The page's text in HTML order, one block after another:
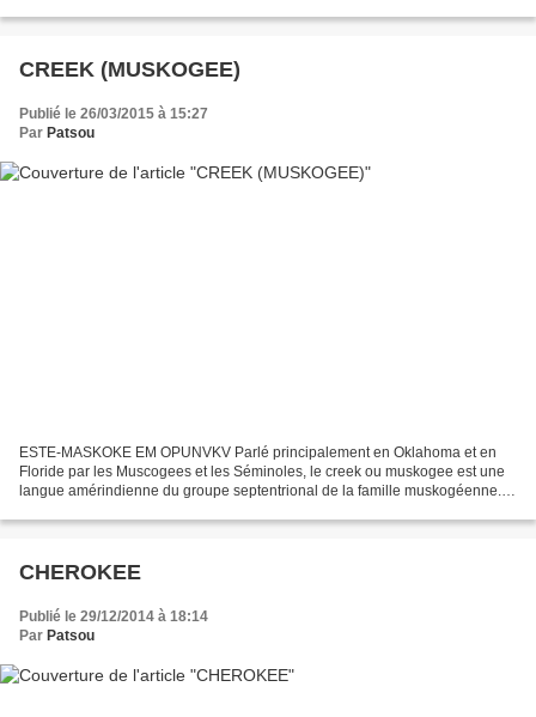
CREEK (MUSKOGEE)
Publié le 26/03/2015 à 15:27
Par Patsou
ESTE-MASKOKE EM OPUNVKV Parlé principalement en Oklahoma et en
Floride par les Muscogees et les Séminoles, le creek ou muskogee est une
langue amérindienne du groupe septentrional de la famille muskogéenne. Il
CHEROKEE
Publié le 29/12/2014 à 18:14
Par Patsou